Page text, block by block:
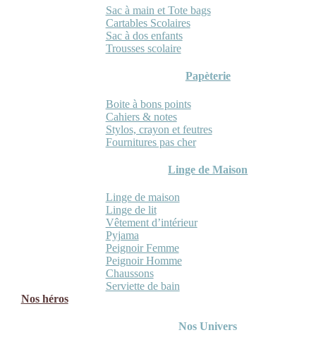
Sac à main et Tote bags
Cartables Scolaires
Sac à dos enfants
Trousses scolaire
Papèterie
Boite à bons points
Cahiers & notes
Stylos, crayon et feutres
Fournitures pas cher
Linge de Maison
Linge de maison
Linge de lit
Vêtement d’intérieur
Pyjama
Peignoir Femme
Peignoir Homme
Chaussons
Serviette de bain
Nos héros
Nos Univers